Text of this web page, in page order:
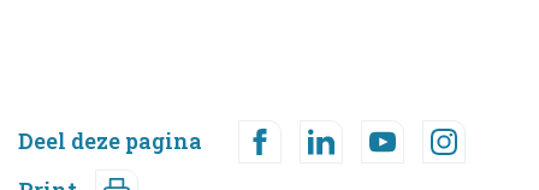
Deel deze pagina